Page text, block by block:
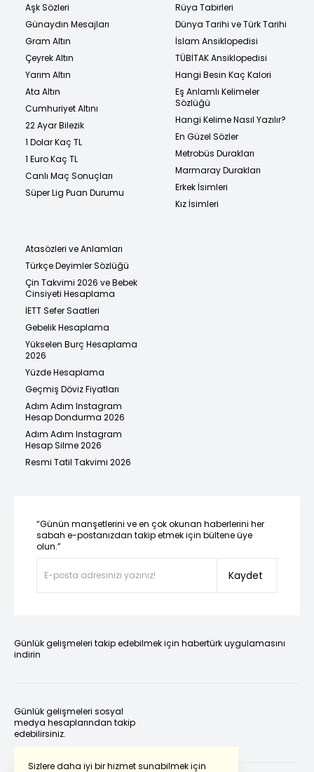
Sizlere daha iyi bir hizmet sunabilmek için
Aşk Sözleri
Günaydın Mesajları
Gram Altın
Çeyrek Altın
Yarım Altın
Ata Altın
Cumhuriyet Altını
22 Ayar Bilezik
1 Dolar Kaç TL
1 Euro Kaç TL
Canlı Maç Sonuçları
Süper Lig Puan Durumu
Rüya Tabirleri
Dünya Tarihi ve Türk Tarihi
İslam Ansiklopedisi
TÜBİTAK Ansiklopedisi
Hangi Besin Kaç Kalori
Eş Anlamlı Kelimeler
Sözlüğü
Hangi Kelime Nasıl Yazılır?
En Güzel Sözler
Metrobüs Durakları
Marmaray Durakları
Erkek İsimleri
Kız İsimleri
Atasözleri ve Anlamları
Türkçe Deyimler Sözlüğü
Çin Takvimi 2026 ve Bebek
Cinsiyeti Hesaplama
İETT Sefer Saatleri
Gebelik Hesaplama
Yükselen Burç Hesaplama
2026
Yüzde Hesaplama
Geçmiş Döviz Fiyatları
Adım Adım Instagram
Hesap Dondurma 2026
Adım Adım Instagram
Hesap Silme 2026
Resmi Tatil Takvimi 2026
“Günün manşetlerini ve en çok okunan haberlerini her
sabah e-postanızdan takip etmek için bültene üye
olun.”
Kaydet
Günlük gelişmeleri takip edebilmek için habertürk uygulamasını
indirin
Günlük gelişmeleri sosyal
medya hesaplarından takip
edebilirsiniz.